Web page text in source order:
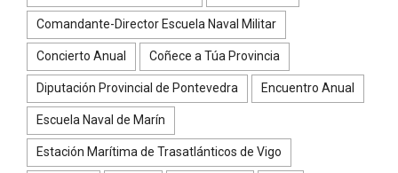
Comandante-Director Escuela Naval Militar
Concierto Anual Coñece a Túa Provincia
Diputación Provincial de Pontevedra Encuentro Anual
Escuela Naval de Marín
Estación Marítima de Trasatlánticos de Vigo